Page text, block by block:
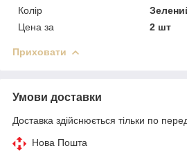
Колір
Цена за
2 шт
Приховати
Умови доставки
Доставка здійснюється тільки по
Нова Пошта